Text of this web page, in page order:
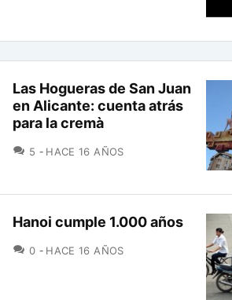
Las Hogueras de San Juan
en Alicante: cuenta atrás
para la cremà
5 COMENTARIOS
HACE 16 AÑOS
Hanoi cumple 1.000 años
0 COMENTARIOS
HACE 16 AÑOS